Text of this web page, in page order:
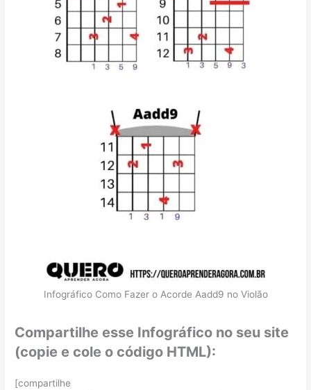
Infográfico Como Fazer o Acorde Aadd9 no Violão
Compartilhe esse Infográfico no seu site
(copie e cole o código HTML):
[compartilhe